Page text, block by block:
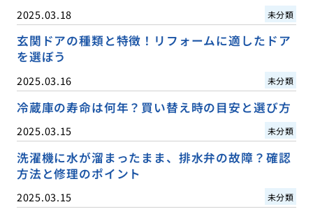
2025.03.18 未分類
玄関ドアの種類と特徴！リフォームに適したドア
を選ぼう
2025.03.16 未分類
冷蔵庫の寿命は何年？買い替え時の目安と選び方
2025.03.15 未分類
洗濯機に水が溜まったまま、排水弁の故障？確認
方法と修理のポイント
2025.03.15 未分類